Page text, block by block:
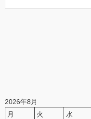
2026年8月
月
火 水